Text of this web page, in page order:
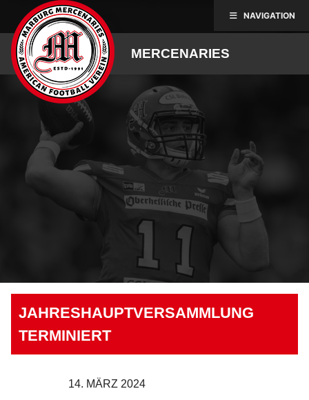
content
MERCENARIES
JAHRESHAUPTVERSAMMLUNG
TERMINIERT
14. MÄRZ 2024
NAVIGATION